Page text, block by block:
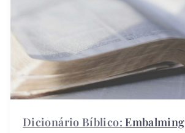
Embalming